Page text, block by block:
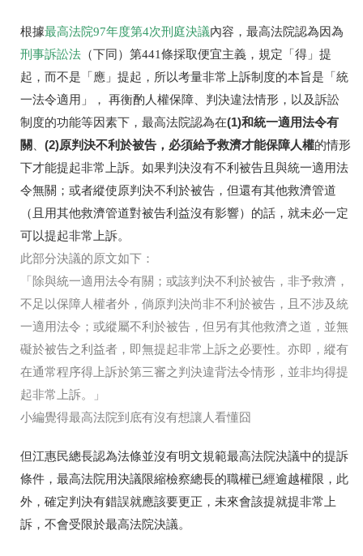
根據最高法院97年度第4次刑庭決議內容，最高法院認為因為
刑事訴訟法 （下同）第441條採取便宜主義，規定「得」提
起，而不是「應」提起，所以考量非常上訴制度的本旨是「統
一法令適用」， 再衡酌人權保障、判決違法情形，以及訴訟
制度的功能等因素下，最高法院認為在(1)和統一適用法令有
關
(2)原判決不利於被告，必須給予救濟才能保障人權的情形
下才能提起非常上訴。如果判決沒有不利被告且與統一適用法
令無關；或者縱使原判決不利於被告，但還有其他救濟管道
（且用其他救濟管道對被告利益沒有影響）的話，就未必一定
可以提起非常上訴。
此部分決議的原文如下：
「除與統一適用法令有關；或該判決不利於被告，非予救濟，
不足以保障人權者外，倘原判決尚非不利於被告，且不涉及統
一適用法令；或縱屬不利於被告，但另有其他救濟之道，並無
礙於被告之利益者，即無提起非常上訴之必要性。亦即，縱有
在通常程序得上訴於第三審之判決違背法令情形，並非均得提
起非常上訴。」
小編覺得最高法院到底有沒有想讓人看懂囧
但江惠民總長認為法條並沒有明文規範最高法院決議中的提訴
條件，最高法院用決議限縮檢察總長的職權已經逾越權限，此
外，確定判決有錯誤就應該要更正，未來會該提就提非常上
訴，不會受限於最高法院決議。